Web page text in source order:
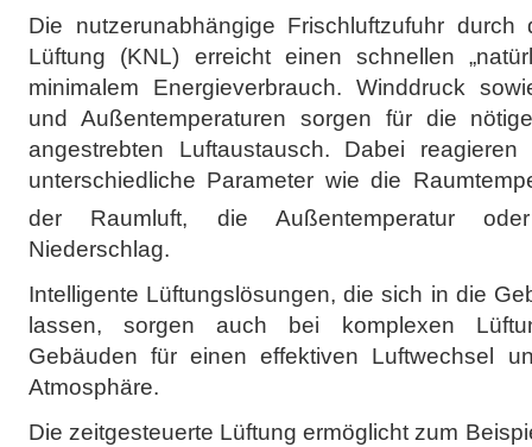
Die nutzerunabhängige Frischluftzufuhr durch
Lüftung (KNL) erreicht einen schnellen
minimalem Energieverbrauch. Winddruck
und Außentemperaturen sorgen für die
angestrebten Luftaustausch. Dabei
unterschiedliche Parameter wie die
der Raumluft, die Außentemperatur
Niederschlag.
Intelligente Lüftungslösungen, die sich in die
lassen, sorgen auch bei komplexen
Gebäuden für einen effektiven Luftwechsel
Atmosphäre.
Die zeitgesteuerte Lüftung ermöglicht zum